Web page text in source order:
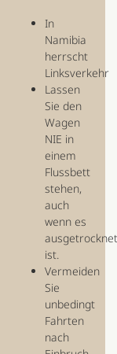
In
Namibia
herrscht
Linksverkehr
Lassen
Sie den
Wagen
NIE in
einem
Flussbett
stehen,
auch
wenn es
ist.
Vermeiden
Sie
unbedingt
Fahrten
nach